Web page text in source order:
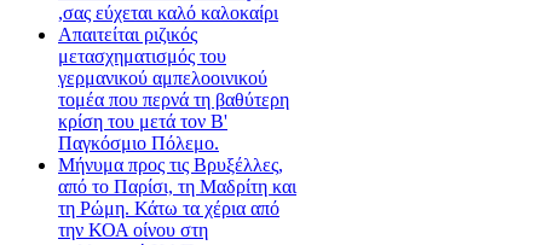
,σας εύχεται καλό καλοκαίρι
Απαιτείται ριζικός
μετασχηματισμός του
γερμανικού αμπελοοινικού
τομέα που περνά τη βαθύτερη
κρίση του μετά τον Β'
Παγκόσμιο Πόλεμο.
Μήνυμα προς τις Βρυξέλλες,
από το Παρίσι, τη Μαδρίτη και
τη Ρώμη. Κάτω τα χέρια από
την ΚΟΑ οίνου στη